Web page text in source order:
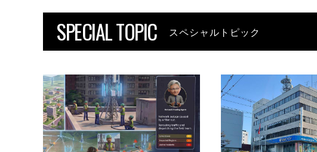
SPECIAL TOPIC スペシャルトピック